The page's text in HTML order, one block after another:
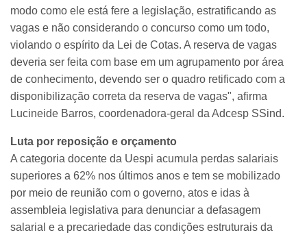
modo como ele está fere a legislação, estratificando as
vagas e não considerando o concurso como um todo,
violando o espírito da Lei de Cotas. A reserva de vagas
deveria ser feita com base em um agrupamento por área
de conhecimento, devendo ser o quadro retificado com a
disponibilização correta da reserva de vagas", afirma
Lucineide Barros, coordenadora-geral da Adcesp SSind.
Luta por reposição e orçamento
A categoria docente da Uespi acumula perdas salariais
superiores a 62% nos últimos anos e tem se mobilizado
por meio de reunião com o governo, atos e idas à
assembleia legislativa para denunciar a defasagem
salarial e a precariedade das condições estruturais da